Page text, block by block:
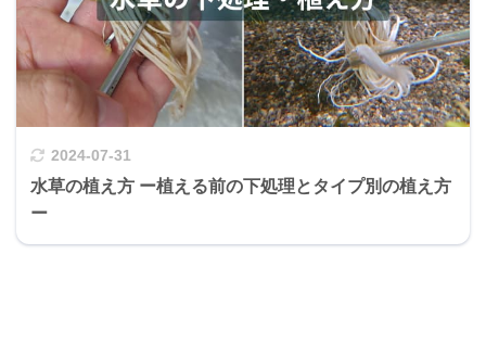
2024-07-31
水草の植え方 ー植える前の下処理とタイプ別の植え方
ー